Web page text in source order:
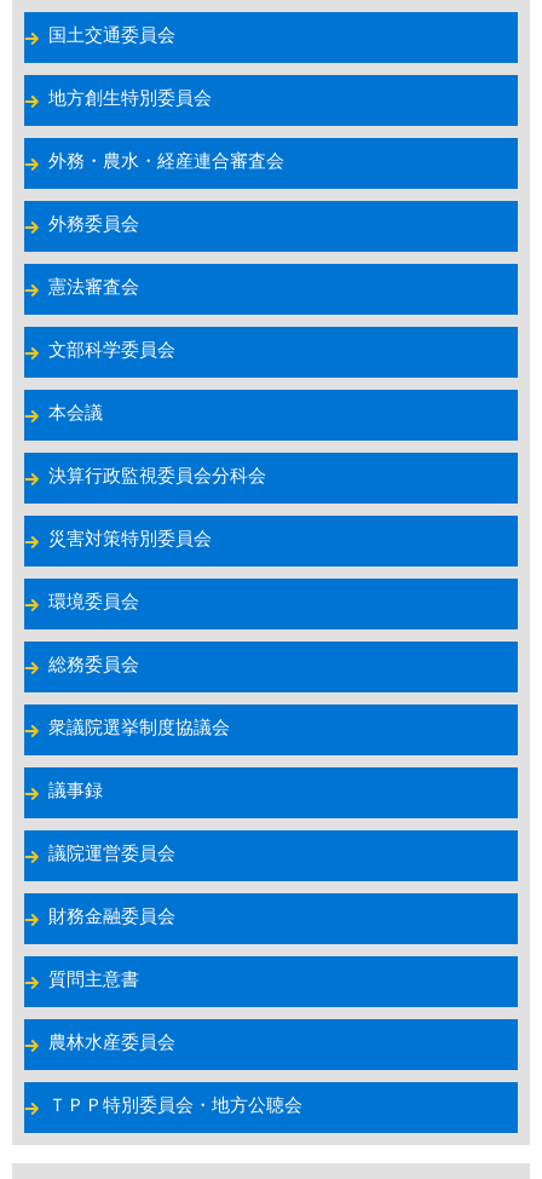
国土交通委員会
地方創生特別委員会
外務・農水・経産連合審査会
外務委員会
憲法審査会
文部科学委員会
本会議
決算行政監視委員会分科会
災害対策特別委員会
環境委員会
総務委員会
衆議院選挙制度協議会
議事録
議院運営委員会
財務金融委員会
質問主意書
農林水産委員会
ＴＰＰ特別委員会・地方公聴会